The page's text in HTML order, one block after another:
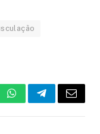
WhatsAppTelegramEmail